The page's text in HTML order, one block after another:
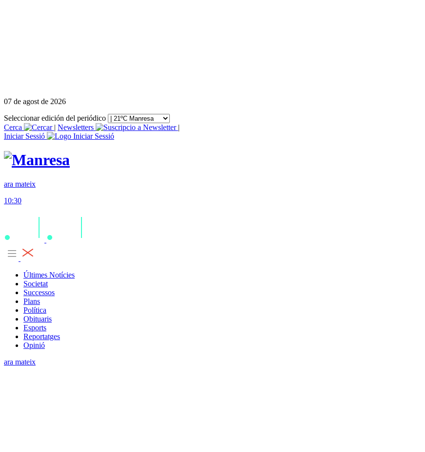
07 de agost de 2026
Seleccionar edición del periódico
Cerca
| Newsletters
|
Iniciar Sessió
ara mateix
10:30
Últimes Notícies
Societat
Successos
Plans
Política
Obituaris
Esports
Reportatges
Opinió
ara mateix